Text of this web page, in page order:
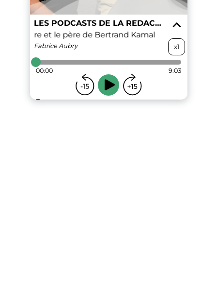
LES PODCASTS DE LA REDACTION DE K6FM
le frère et le père de Bertrand Kamal
Fabrice Aubry x1
00:00 9:03
...